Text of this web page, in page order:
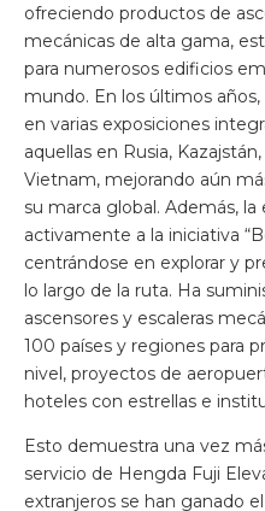
ofreciendo productos de
mecánicas de alta gama,
para numerosos edificios
mundo. En los últimos
en varias exposiciones
aquellas en Rusia,
Vietnam, mejorando aún
su marca global. Además,
activamente a la iniciativa
centrándose en explorar y
lo largo de la ruta. Ha
ascensores y escaleras
100 países y regiones para
nivel, proyectos de
hoteles con estrellas e
Esto demuestra una vez
servicio de Hengda Fuji
extranjeros se han ganado